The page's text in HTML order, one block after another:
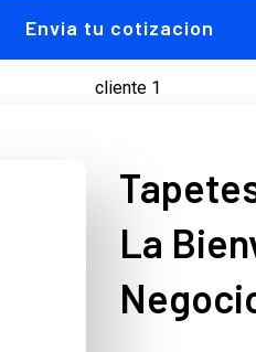
Envia tu cotizacion
La